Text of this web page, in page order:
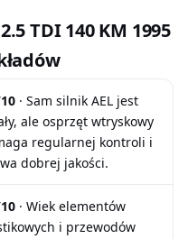
TDI 140 KM 1995
· Sam silnik AEL jest
ale osprzęt wtryskowy
regularnej kontroli i
dobrej jakości.
· Wiek elementów
i przewodów